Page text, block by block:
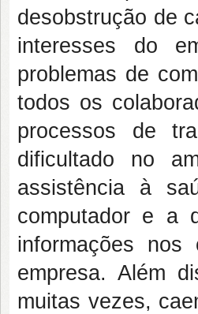
desobstrução de
interesses do
problemas de
todos os
processos de
dificultado no
assistência à
computador e a
informações nos
empresa. Além
muitas vezes,